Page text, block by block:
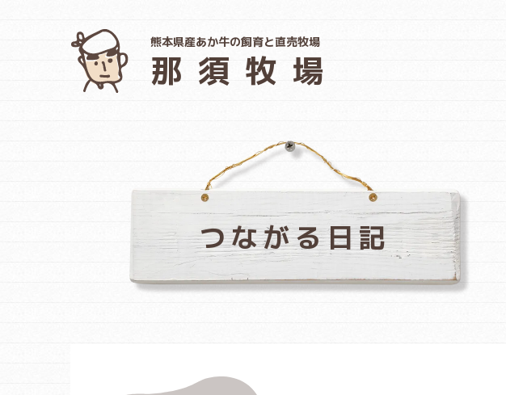
熊本県産あか牛の飼育と直売牧場
那須牧場
つながる日記